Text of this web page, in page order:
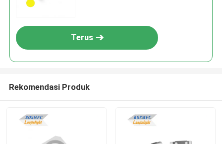
Terus
Rekomendasi Produk